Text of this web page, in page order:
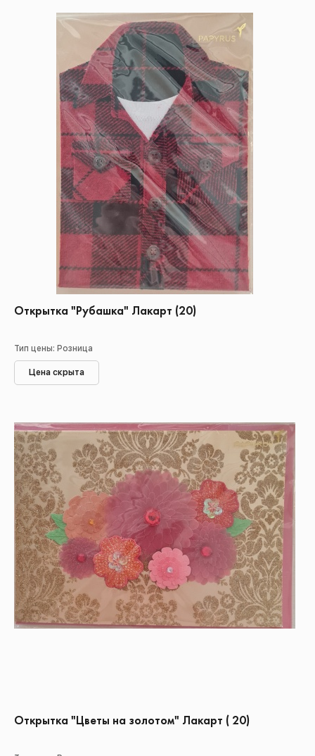
Открытка "Рубашка" Лакарт (20)
Тип цены: Розница
Цена скрыта
Открытка "Цветы на золотом" Лакарт ( 20)